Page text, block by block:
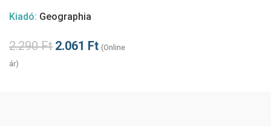
Kiadó: Geographia
2.290Ft 2.061 Ft (Online
ár)